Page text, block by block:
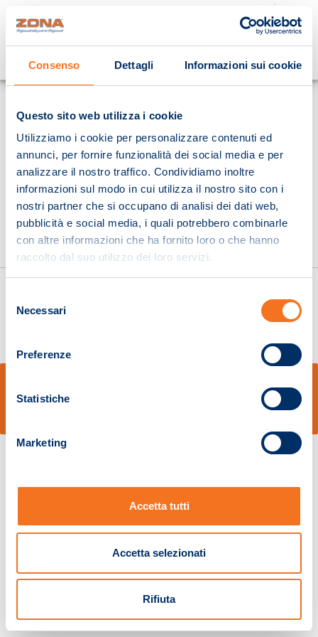
Consenso Dettagli Informazioni sui cookie
Questo sito web utilizza i cookie
Utilizziamo i cookie per personalizzare contenuti ed
annunci, per fornire funzionalità dei social media e per
analizzare il nostro traffico. Condividiamo inoltre
informazioni sul modo in cui utilizza il nostro sito con i
nostri partner che si occupano di analisi dei dati web,
pubblicità e social media, i quali potrebbero combinarle
con altre informazioni che ha fornito loro o che hanno
raccolto dal suo utilizzo dei loro servizi.
delNecessari
Preferenze
Statistiche
Marketing
Accetta tutti
Accetta selezionati
Rifiuta
Cosa stai cercando?
Pistoia 01680210505 – R.E.A. n.155974 - Cap.Soc. € 2.000.000,00 i.v. La
Società adotta il Codice Etico D.lgs. 231/01